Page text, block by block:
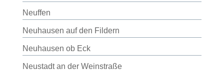
Neuffen
Neuhausen auf den Fildern
Neuhausen ob Eck
Neustadt an der Weinstraße